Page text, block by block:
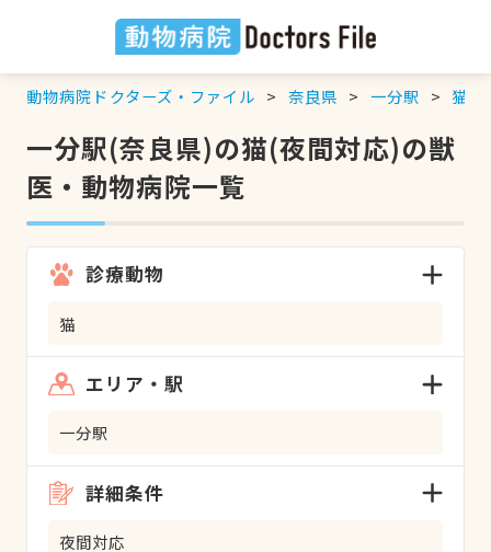
動物病院ドクターズ・ファイル 奈良県 一分駅 猫
一分駅(奈良県)の猫(夜間対応)の獣
医・動物病院一覧
診療動物
猫
エリア・駅
一分駅
詳細条件
夜間対応